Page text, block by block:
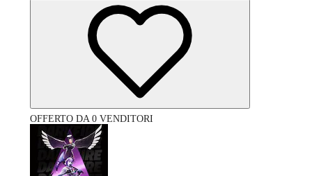
OFFERTO DA 0 VENDITORI